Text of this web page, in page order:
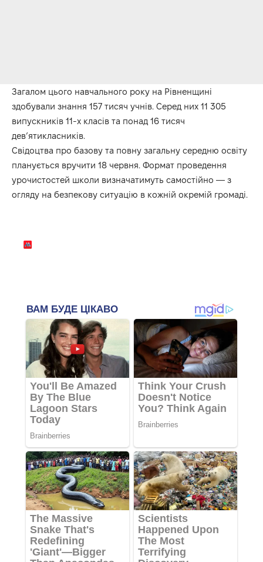
Загалом цього навчального року на Рівненщині
здобували знання 157 тисяч учнів. Серед них 11 305
випускників 11-х класів та понад 16 тисяч
дев’ятикласників.
Свідоцтва про базову та повну загальну середню освіту
планується вручити 18 червня. Формат проведення
урочистостей школи визначатимуть самостійно — з
огляду на безпекову ситуацію в кожній окремій громаді.